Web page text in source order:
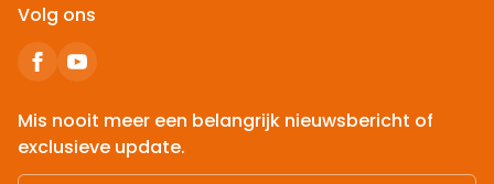
Volg ons
Mis nooit meer een belangrijk nieuwsbericht of
exclusieve update.